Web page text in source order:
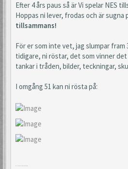
Efter 4 års paus så är Vi spelar NES
Hoppas ni lever, frodas och är sugna
tillsammans!
För er som inte vet, jag slumpar fram
tidigare, ni röstar, det som vinner det
tankar i tråden, bilder, teckningar,
I omgång 51 kan ni rösta på: